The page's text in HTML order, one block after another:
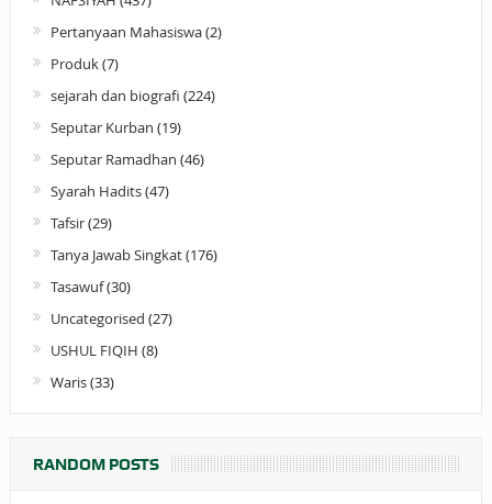
Pertanyaan Mahasiswa(2)
Produk(7)
sejarah dan biografi (224)
Seputar Kurban (19)
Seputar Ramadhan (46)
Syarah Hadits(47)
Tafsir(29)
Tanya Jawab Singkat(176)
Tasawuf(30)
Uncategorised (27)
USHUL FIQIH (8)
Waris(33)
RANDOM POSTS